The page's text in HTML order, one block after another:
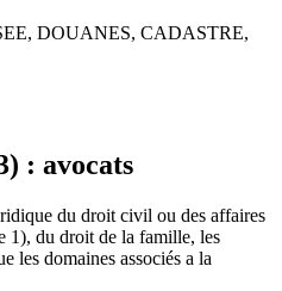
DOUANES, CADASTRE,
: avocats
du droit civil ou des affaires
1), du droit de la famille, les
les domaines associés a la